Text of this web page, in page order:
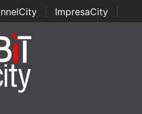
ImpresaCity
Channel Awards | Italian
Security Awards